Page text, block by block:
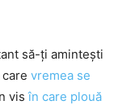
să-ți amintești
vremea se
visîn care plouă